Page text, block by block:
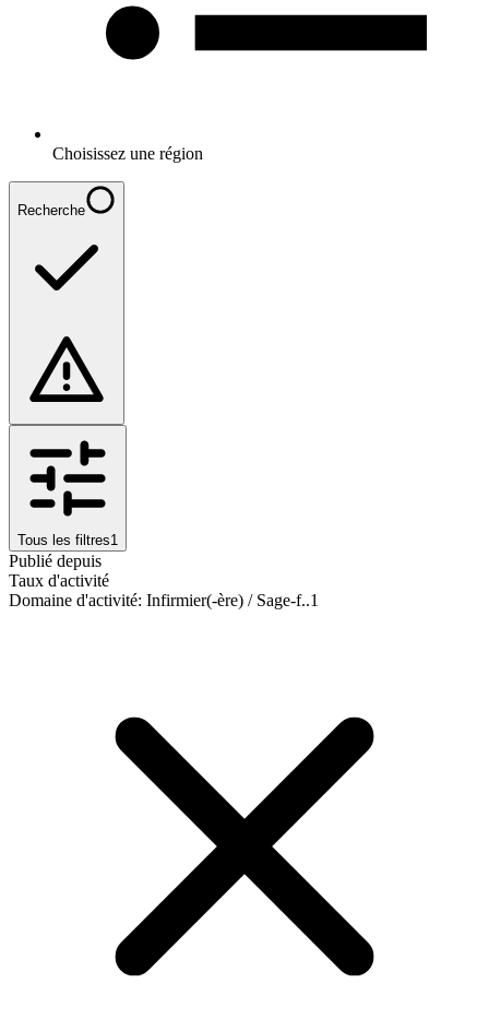
Choisissez une région
Recherche
Tous les filtres1
Publié depuis
Taux d'activité
Domaine d'activité: Infirmier(-ère) / Sage-f..1